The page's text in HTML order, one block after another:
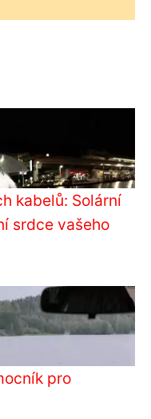
kabelů: Solární
srdce vašeho
pro